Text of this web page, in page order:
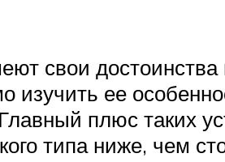
свои
ее
плюс таких
типа ниже, чем